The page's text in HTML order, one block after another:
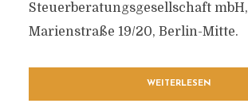
Steuerberatungsgesellschaft mbH,
Marienstraße 19/20, Berlin-Mitte.
WEITERLESEN